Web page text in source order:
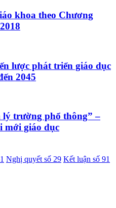
khoa theo Chương
lược phát triển giáo dục
2045
lý trường phổ thông” –
mới giáo dục
Nghị quyết số 29 Kết luận số 91